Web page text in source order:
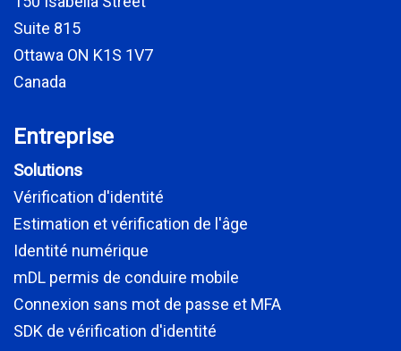
Suite 815
Ottawa ON K1S 1V7
Canada
Entreprise
Solutions
Vérification d'identité
Estimation et vérification de l'âge
Identité numérique
mDL permis de conduire mobile
Connexion sans mot de passe et MFA
SDK de vérification d'identité